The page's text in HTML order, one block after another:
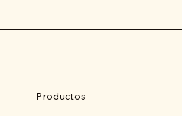
Productos